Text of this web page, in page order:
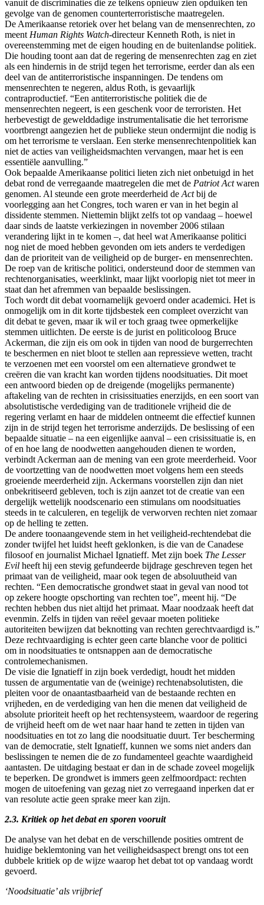
vanuit de discriminaties die ze telkens opnieuw zien opduiken ten
gevolge van de genomen counterterroristische maatregelen.
De Amerikaanse retoriek over het belang van de mensenrechten, zo
meent Human Rights Watch-directeur Kenneth Roth, is niet in
overeenstemming met de eigen houding en de buitenlandse politiek.
Die houding toont aan dat de regering de mensenrechten zag en ziet
als een hindernis in de strijd tegen het terrorisme, eerder dan als een
deel van de antiterroristische inspanningen. De tendens om
mensenrechten te negeren, aldus Roth, is gevaarlijk
contraproductief. “Een antiterroristische politiek die de
mensenrechten negeert, is een geschenk voor de terroristen. Het
herbevestigt de gewelddadige instrumentalisatie die het terrorisme
voortbrengt aangezien het de publieke steun ondermijnt die nodig is
om het terrorisme te verslaan. Een sterke mensenrechtenpolitiek kan
niet de acties van veiligheidsmachten vervangen, maar het is een
essentiële aanvulling.”
Ook bepaalde Amerikaanse politici lieten zich niet onbetuigd in het
debat rond de verregaande maatregelen die met de Patriot Actwaren
genomen. Al steunde een grote meerderheid de Actbij de
voorlegging aan het Congres, toch waren er van in het begin al
dissidente stemmen. Niettemin blijkt zelfs tot op vandaag – hoewel
daar sinds de laatste verkiezingen in november 2006 stilaan
verandering lijkt in te komen –, dat heel wat Amerikaanse politici
nog niet de moed hebben gevonden om iets anders te verdedigen
dan de prioriteit van de veiligheid op de burger- en mensenrechten.
De roep van de kritische politici, ondersteund door de stemmen van
rechtenorganisaties, weerklinkt, maar lijkt voorlopig niet tot meer in
staat dan het afremmen van bepaalde beslissingen.
Toch wordt dit debat voornamelijk gevoerd onder academici. Het is
onmogelijk om in dit korte tijdsbestek een compleet overzicht van
dit debat te geven, maar ik wil er toch graag twee opmerkelijke
stemmen uitlichten. De eerste is de jurist en politicoloog Bruce
Ackerman, die zijn eis om ook in tijden van nood de burgerrechten
te beschermen en niet bloot te stellen aan repressieve wetten, tracht
te verzoenen met een voorstel om een alternatieve grondwet te
creëren die van kracht kan worden tijdens noodsituaties. Dit moet
een antwoord bieden op de dreigende (mogelijks permanente)
aftakeling van de rechten in crisissituaties enerzijds, en een soort van
absolutistische verdediging van de traditionele vrijheid die de
regering verlamt en haar de middelen ontneemt die effectief kunnen
zijn in de strijd tegen het terrorisme anderzijds. De beslissing of een
bepaalde situatie – na een eigenlijke aanval – een crisissituatie is, en
of en hoe lang de noodwetten aangehouden dienen te worden,
verbindt Ackerman aan de mening van een grote meerderheid. Voor
de voortzetting van de noodwetten moet volgens hem een steeds
groeiende meerderheid zijn. Ackermans voorstellen zijn dan niet
onbekritiseerd gebleven, toch is zijn aanzet tot de creatie van een
dergelijk wettelijk noodscenario een stimulans om noodsituaties
steeds in te calculeren, en tegelijk de verworven rechten niet zomaar
op de helling te zetten.
De andere toonaangevende stem in het veiligheid-rechtendebat die
zonder twijfel het luidst heeft geklonken, is die van de Canadese
filosoof en journalist Michael Ignatieff. Met zijn boek The Lesser
Evil heeft hij een stevig gefundeerde bijdrage geschreven tegen het
primaat van de veiligheid, maar ook tegen de absoluutheid van
rechten. “Een democratische grondwet staat in geval van nood tot
op zekere hoogte opschorting van rechten toe”, meent hij. “De
rechten hebben dus niet altijd het primaat. Maar noodzaak heeft dat
evenmin. Zelfs in tijden van reëel gevaar moeten politieke
autoriteiten bewijzen dat beknotting van rechten gerechtvaardigd is.”
Deze rechtvaardiging is echter geen carte blanche voor de politici
om in noodsituaties te ontsnappen aan de democratische
controlemechanismen.
De visie die Ignatieff in zijn boek verdedigt, houdt het midden
tussen de argumentatie van de (weinige) rechtenabsolutisten, die
pleiten voor de onaantastbaarheid van de bestaande rechten en
vrijheden, en de verdediging van hen die menen dat veiligheid de
absolute prioriteit heeft op het rechtensysteem, waardoor de regering
de vrijheid heeft om de wet naar haar hand te zetten in tijden van
noodsituaties en tot zo lang die noodsituatie duurt. Ter bescherming
van de democratie, stelt Ignatieff, kunnen we soms niet anders dan
beslissingen te nemen die de zo fundamenteel geachte waardigheid
aantasten. De uitdaging bestaat er dan in de schade zoveel mogelijk
te beperken. De grondwet is immers geen zelfmoordpact: rechten
mogen de uitoefening van gezag niet zo verregaand inperken dat er
van resolute actie geen sprake meer kan zijn.
2.3. Kritiek op het debat en sporen vooruit
De analyse van het debat en de verschillende posities omtrent de
huidige beklemtoning van het veiligheidsaspect brengt ons tot een
dubbele kritiek op de wijze waarop het debat tot op vandaag wordt
gevoerd.
‘Noodsituatie’ als vrijbrief